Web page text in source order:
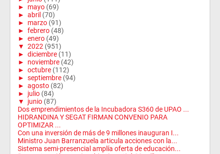
► mayo (69)
► abril (70)
► marzo (91)
► febrero (48)
► enero (49)
▼ 2022 (951)
► diciembre (11)
► noviembre (42)
► octubre (112)
► septiembre (94)
► agosto (82)
► julio (84)
▼
junio (87)
Dos emprendimientos de la Incubadora S360 de UPAO ...
HIDRANDINA Y SEGAT FIRMAN CONVENIO PARA
OPTIMIZAR ...
Con una inversión de más de 9 millones inauguran I...
Ministro Juan Barranzuela articula acciones con la...
Sistema semi-presencial amplía oferta de educación...